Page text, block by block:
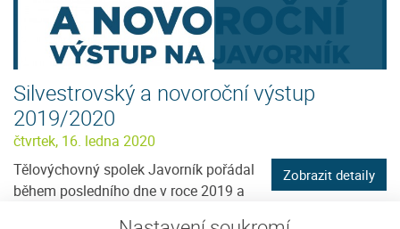
Silvestrovský a novoroční výstup
2019/2020
čtvrtek, 16. ledna 2020
Tělovýchovný spolek Javorník pořádal
během posledního dne v roce 2019 a
Zobrazit detaily